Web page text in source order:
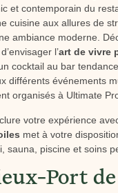
et contemporain du
cuisine aux allures de
ambiance moderne.
l’art de vivre
cocktail au bar
différents événements
organisés à Ultimate
votre expérience
met à votre
sauna, piscine et soins
Port de